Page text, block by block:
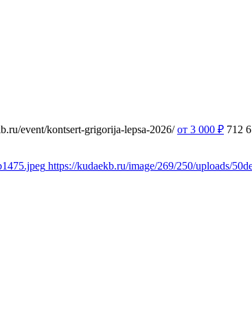
event/kontsert-grigorija-lepsa-2026/ от 3 000 ₽ 712 6
https://kudaekb.ru/image/269/250/uploads/